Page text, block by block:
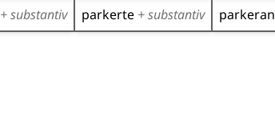
+ substantiv parkerte + substantiv